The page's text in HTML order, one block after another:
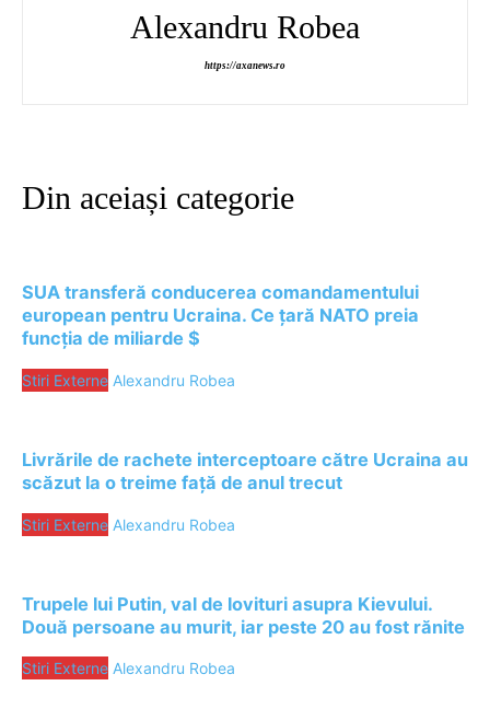
Alexandru Robea
https://axanews.ro
Din aceiași categorie
SUA transferă conducerea comandamentului
european pentru Ucraina. Ce țară NATO preia
funcția de miliarde $
Stiri Externe Alexandru Robea
Livrările de rachete interceptoare către Ucraina au
scăzut la o treime față de anul trecut
Stiri Externe Alexandru Robea
Trupele lui Putin, val de lovituri asupra Kievului.
Două persoane au murit, iar peste 20 au fost rănite
Stiri Externe Alexandru Robea